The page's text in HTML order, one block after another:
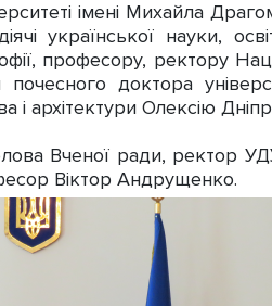
імені Михайла
української науки,
професору, ректору
доктора
і архітектури Олексію
Вченої ради, ректор
Віктор Андрущенко.